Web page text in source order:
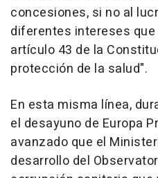
concesiones, si no al
diferentes intereses
artículo 43 de la
protección de la salud".
En esta misma línea,
el desayuno de Europa
avanzado que el
desarrollo del